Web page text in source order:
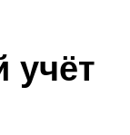
учёт